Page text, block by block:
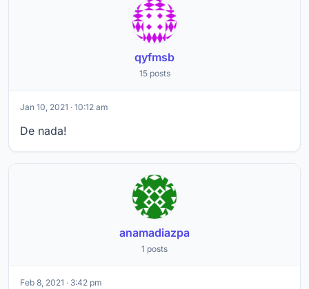
qyfmsb
15 posts
Jan 10, 2021 · 10:12 am
De nada!
anamadiazpa
1 posts
Feb 8, 2021 · 3:42 pm